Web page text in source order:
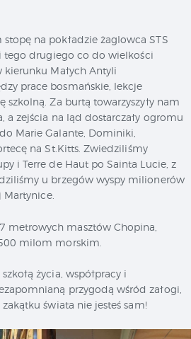
na pokładzie żaglowca STS
tego drugiego co do wielkości
kierunku Małych Antyli
prace bosmańskie, lekcje
Za burtą towarzyszyły nam
zejścia na ląd dostarczały ogromu
Marie Galante, Dominiki,
na St.Kitts. Zwiedziliśmy
i Terre de Haut po Sainta Lucie, z
u brzegów wyspy milionerów
Martynice.
metrowych masztów Chopina,
milom morskim.
życia, współpracy i
przygodą wśród załogi,
świata nie jesteś sam!